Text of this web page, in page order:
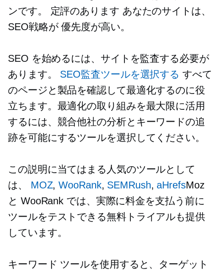
ンです。 定評のあります あなたのサイトは、
SEO戦略が優先度が高い。
SEO を始めるには、サイトを監査する必要が
あります。 SEO監査ツールを選択する すべて
のページと製品を確認して最適化するのに役
立ちます。最適化の取り組みを最大限に活用
するには、競合他社の分析とキーワードの追
跡を可能にするツールを選択してください。
この説明に当てはまる人気のツールとして
は、 MOZ,WooRank, SEMRush,aHrefsMoz
と WooRank では、実際に料金を支払う前に
ツールをテストできる無料トライアルも提供
しています。
キーワード ツールを使用すると、ターゲット